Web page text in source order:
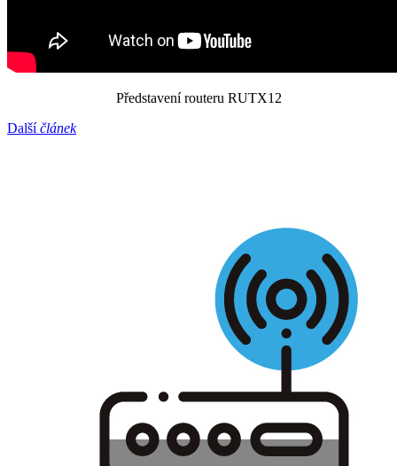
Představení routeru RUTX12
Dalšíčlánek